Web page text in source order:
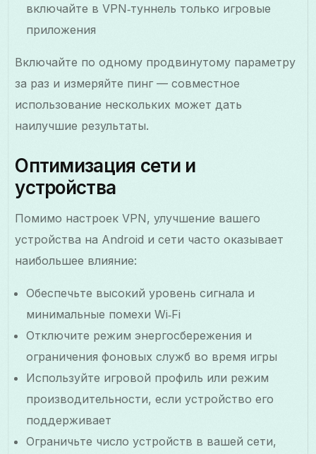
включайте в VPN‑туннель только игровые
приложения
Включайте по одному продвинутому параметру
за раз и измеряйте пинг — совместное
использование нескольких может дать
наилучшие результаты.
Оптимизация сети и
устройства
Помимо настроек VPN, улучшение вашего
устройства на Android и сети часто оказывает
наибольшее влияние:
Обеспечьте высокий уровень сигнала и
минимальные помехи Wi‑Fi
Отключите режим энергосбережения и
ограничения фоновых служб во время игры
Используйте игровой профиль или режим
производительности, если устройство его
поддерживает
Ограничьте число устройств в вашей сети,